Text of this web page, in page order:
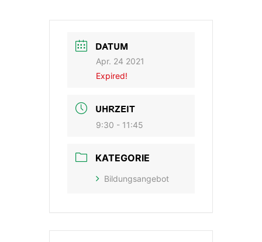
DATUM
Apr. 24 2021
Expired!
UHRZEIT
9:30 - 11:45
KATEGORIE
Bildungsangebot